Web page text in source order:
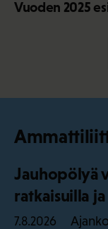
Vuoden 2025
Jauhopölyä
ratkaisuilla
7.8.2026